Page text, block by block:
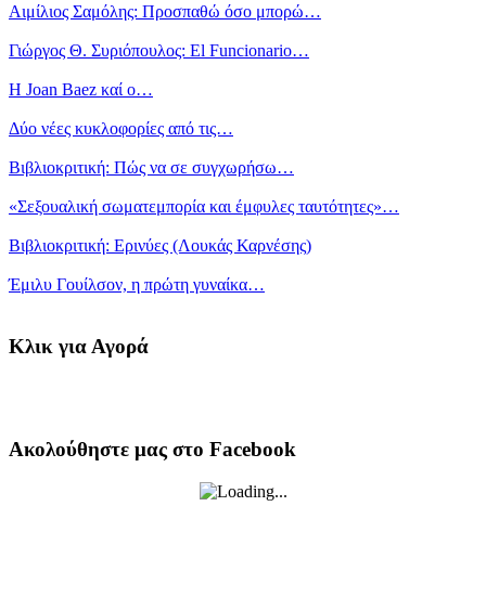
Αιμίλιος Σαμόλης: Προσπαθώ όσο μπορώ…
Γιώργος Θ. Συριόπουλος: El Funcionario…
Η Joan Baez καί ο…
Δύο νέες κυκλοφορίες από τις…
Βιβλιοκριτική: Πώς να σε συγχωρήσω…
«Σεξουαλική σωματεμπορία και έμφυλες ταυτότητες»…
Βιβλιοκριτική: Ερινύες (Λουκάς Καρνέσης)
Έμιλυ Γουίλσον, η πρώτη γυναίκα…
Κλικ για Αγορά
Ακολούθηστε μας στο Facebook